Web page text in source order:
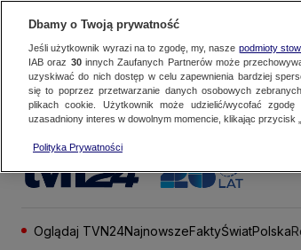
Oglądaj TVN24NajnowszeFaktyŚwiatPolska
Dbamy o Twoją prywatność
Jeśli użytkownik wyrazi na to zgodę, my, nasze podmioty
IAB oraz 30innych Zaufanych Partnerów może
uzyskiwać do nich dostęp w celu zapewnienia bardziej
się to poprzez przetwarzanie danych osobowych
plikach cookie. Użytkownik może udzielić/wycofać
uzasadniony interes w dowolnym momencie, klikając przycisk
Polityka Prywatności